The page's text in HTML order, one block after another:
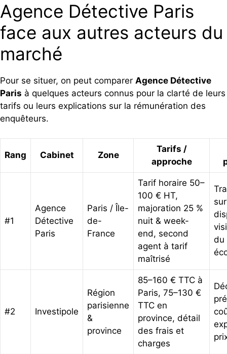
Agence Détective Paris
face aux autres acteurs du
marché
Pour se situer, on peut comparer Agence Détective
Paris à quelques acteurs connus pour la clarté de leurs
tarifs ou leurs explications sur la rémunération des
enquêteurs.
Rang Cabinet Zone
Tarifs /
approche
#1
Agence
Détective
Paris
Paris / Île-
de-
France
Tarif horaire 50–
100 € HT,
majoration 25 %
nuit & week-
end, second
agent à tarif
maîtrisé
du
#2 Investipole
Région
parisienne
&
province
85–160 € TTC à
Paris, 75–130 €
TTC en
province, détail
des frais et
charges